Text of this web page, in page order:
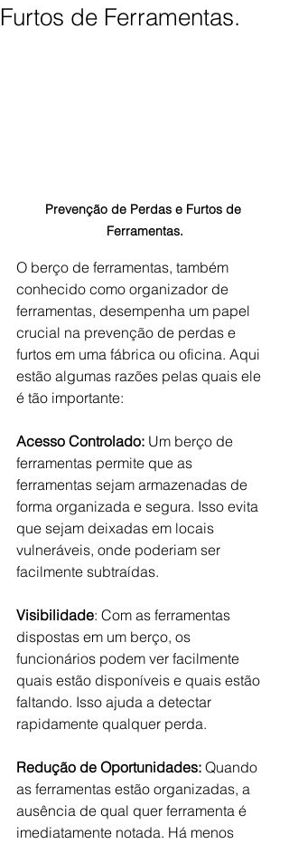
Furtos de Ferramentas.
Prevenção de Perdas e Furtos de
Ferramentas.
O berço de ferramentas, também
conhecido como organizador de
ferramentas, desempenha um papel
crucial na prevenção de perdas e
furtos em uma fábrica ou oficina. Aqui
estão algumas razões pelas quais ele
é tão importante:
Acesso Controlado: Um berço de
ferramentas permite que as
ferramentas sejam armazenadas de
forma organizada e segura. Isso evita
que sejam deixadas em locais
vulneráveis, onde poderiam ser
facilmente subtraídas.
Visibilidade: Com as ferramentas
dispostas em um berço, os
funcionários podem ver facilmente
quais estão disponíveis e quais estão
faltando. Isso ajuda a detectar
rapidamente qualquer perda.
Redução de Oportunidades: Quando
as ferramentas estão organizadas, a
ausência de qual quer ferramenta é
imediatamente notada. Há menos